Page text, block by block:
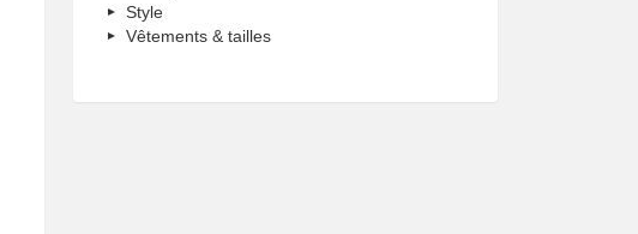
Style
Vêtements & tailles